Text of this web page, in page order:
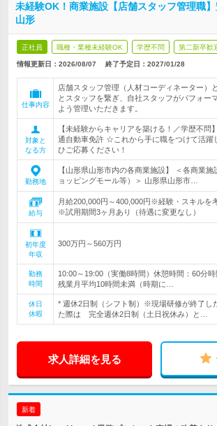
未経験OK！商業施設【店舗スタッフ管理職
山形
正社員 職種・業種未経験OK 学歴不問 第二新卒歓
情報更新日：2026/08/07 終了予定日： 2027/01/28
仕事内容
店舗スタッフ管理（人材コーディネーター）
とスタッフを繋ぎ、自社スタッフがパフォー
よう管理いただきます。
対象と
なる方
【未経験からキャリアを築ける！／学歴不
通自動車免許 ☆これから手に職をつけて活躍
ひご応募ください！
勤務地
【山形県山形市内の各商業施設】 ＜各商業施
ョッピングモール等）＞ 山形県山形市…
給与
月給200,000円～400,000円※経験・スキルを
※試用期間3ヶ月あり（待遇に変更なし）
初年度
年収
300万円～560万円
勤務
時間
10:00～19:00（実働8時間）休憩時間：60分
残業月平均10時間未満（時期に…
休日
休暇
* 週休2日制（シフト制）※現場研修が終了
た際は 完全週休2日制（土日祝休み）と…
求人詳細を見る
新着